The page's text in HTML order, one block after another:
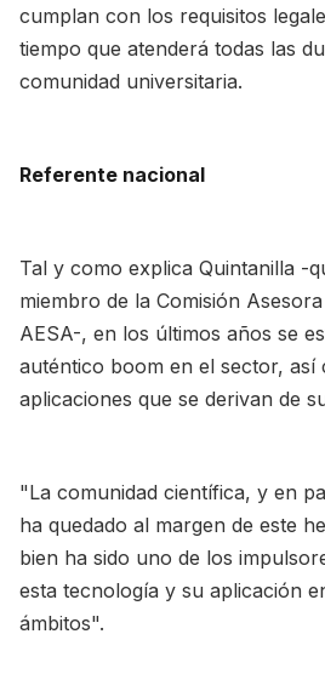
cumplan con los requisitos
tiempo que atenderá todas las
comunidad universitaria.
Referente nacional
Tal y como explica Quintanilla -
miembro de la Comisión
AESA-, en los últimos años se
auténtico boom en el sector, así
aplicaciones que se derivan de
"La comunidad científica, y en
ha quedado al margen de este
bien ha sido uno de los
esta tecnología y su aplicación
ámbitos".